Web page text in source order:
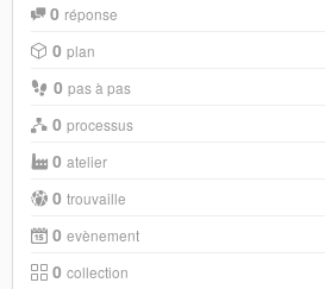
0 réponse
0 plan
0 pas à pas
0 processus
0 atelier
0 trouvaille
0 evènement
0 collection